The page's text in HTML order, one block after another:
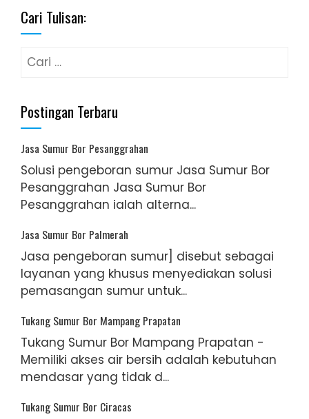
Cari Tulisan:
Cari
Postingan Terbaru
Jasa Sumur Bor Pesanggrahan
Solusi pengeboran sumur Jasa Sumur Bor
Pesanggrahan Jasa Sumur Bor
Pesanggrahan ialah alterna...
Jasa Sumur Bor Palmerah
Jasa pengeboran sumur] disebut sebagai
layanan yang khusus menyediakan solusi
pemasangan sumur untuk...
Tukang Sumur Bor Mampang Prapatan
Tukang Sumur Bor Mampang Prapatan -
Memiliki akses air bersih adalah kebutuhan
mendasar yang tidak d...
Tukang Sumur Bor Ciracas